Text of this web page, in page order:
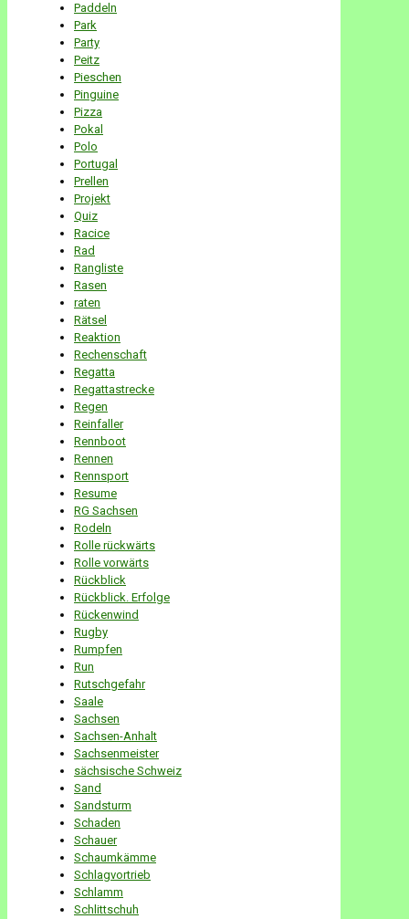
Paddeln
Park
Party
Peitz
Pieschen
Pinguine
Pizza
Pokal
Polo
Portugal
Prellen
Projekt
Quiz
Racice
Rad
Rangliste
Rasen
raten
Rätsel
Reaktion
Rechenschaft
Regatta
Regattastrecke
Regen
Reinfaller
Rennboot
Rennen
Rennsport
Resume
RG Sachsen
Rodeln
Rolle rückwärts
Rolle vorwärts
Rückblick
Rückblick. Erfolge
Rückenwind
Rugby
Rumpfen
Run
Rutschgefahr
Saale
Sachsen
Sachsen-Anhalt
Sachsenmeister
sächsische Schweiz
Sand
Sandsturm
Schaden
Schauer
Schaumkämme
Schlagvortrieb
Schlamm
Schlittschuh